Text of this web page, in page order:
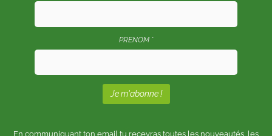
PRENOM *
En communiquant ton email tu recevras toutes les nouveautés, les